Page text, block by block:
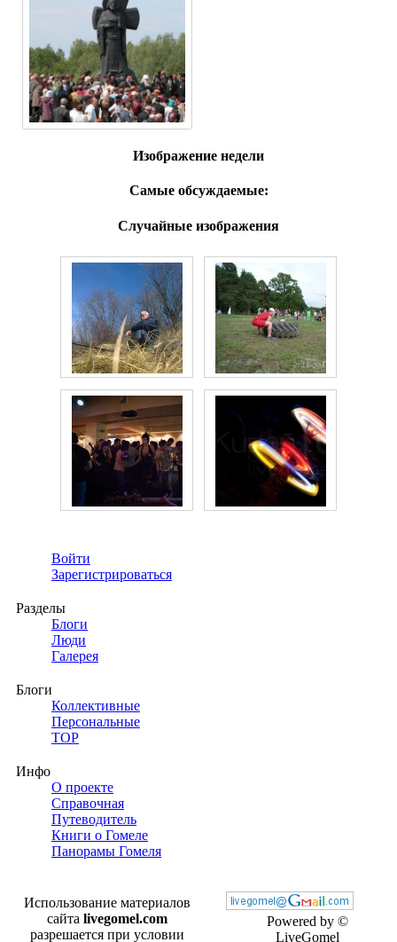
Изображение недели
Самые обсуждаемые:
Случайные изображения
Войти
Зарегистрироваться
Разделы
Блоги
Люди
Галерея
Блоги
Коллективные
Персональные
TOP
Инфо
О проекте
Справочная
Путеводитель
Книги о Гомеле
Панорамы Гомеля
Powered by ©
LiveGomel
Использование материалов
сайта livegomel.com
разрешается при условии